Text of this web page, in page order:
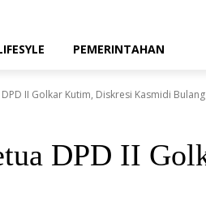
PEMERINTAHAN
II Golkar Kutim, Diskresi Kasmidi
DPD II